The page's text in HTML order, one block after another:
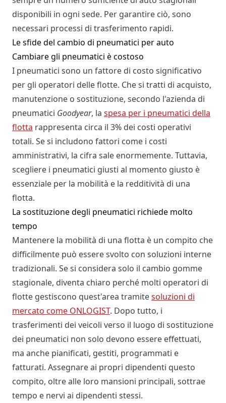
disponibili in ogni sede. Per garantire ciò, sono
necessari processi di trasferimento rapidi.
Le sfide del cambio di pneumatici per auto
Cambiare gli pneumatici è costoso
I pneumatici sono un fattore di costo significativo
per gli operatori delle flotte. Che si tratti di acquisto,
manutenzione o sostituzione, secondo l'azienda di
pneumatici Goodyear, la spesa per i pneumatici della
flotta rappresenta circa il 3% dei costi operativi
totali. Se si includono fattori come i costi
amministrativi, la cifra sale enormemente. Tuttavia,
scegliere i pneumatici giusti al momento giusto è
essenziale per la mobilità e la redditività di una
flotta.
La sostituzione degli pneumatici richiede molto
tempo
Mantenere la mobilità di una flotta è un compito che
difficilmente può essere svolto con soluzioni interne
tradizionali. Se si considera solo il cambio gomme
stagionale, diventa chiaro perché molti operatori di
flotte gestiscono quest'area tramitesoluzioni di
mercato come ONLOGIST. Dopo tutto, i
trasferimenti dei veicoli verso il luogo di sostituzione
dei pneumatici non solo devono essere effettuati,
ma anche pianificati, gestiti, programmati e
fatturati. Assegnare ai propri dipendenti questo
compito, oltre alle loro mansioni principali, sottrae
tempo e nervi ai dipendenti stessi.